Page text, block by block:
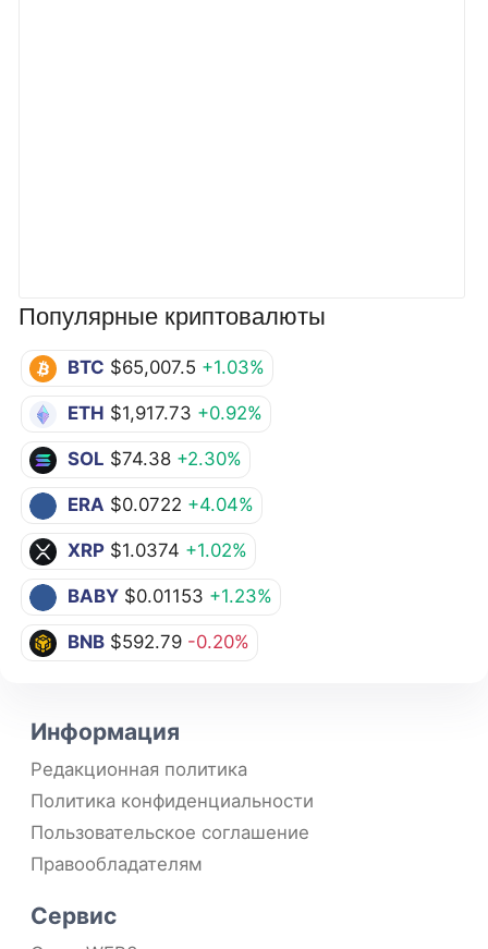
Популярные криптовалюты
BTC $65,007.5 +1.03%
ETH $1,917.73 +0.92%
SOL $74.38 +2.30%
ERA $0.0722 +4.04%
XRP $1.0374 +1.02%
BABY $0.01153 +1.23%
BNB $592.79 -0.20%
Информация
Редакционная политика
Политика конфиденциальности
Пользовательское соглашение
Правообладателям
Сервис